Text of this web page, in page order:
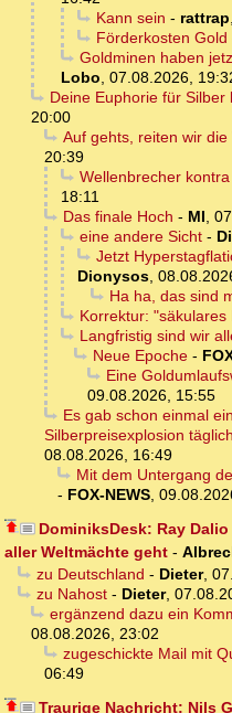
Kann sein - rattrap,
Förderkosten Gold
Goldminen haben
Lobo, 07.08.2026,
Deine Euphorie für Silber
20:00
Auf gehts, reiten wir die
20:39
Wellenbrecher
18:11
Das finale Hoch - MI,
eine andere Sicht-
Jetzt
Dionysos,
Ha ha, das sind
Korrektur: "säkulares
Langfristig sind wir
Neue Epoche-
Eine
09.08.2026, 15:55
Es gab schon einmal
Silberpreisexplosion
08.08.2026, 16:49
Mit dem Untergang
- FOX-NEWS,
DominiksDesk: Ray
aller Weltmächte geht -
zu Deutschland - Dieter,
zu Nahost- Dieter,
ergänzend dazu ein
08.08.2026, 23:02
zugeschickte Mail mit
06:49
Traurige Nachricht: Nils